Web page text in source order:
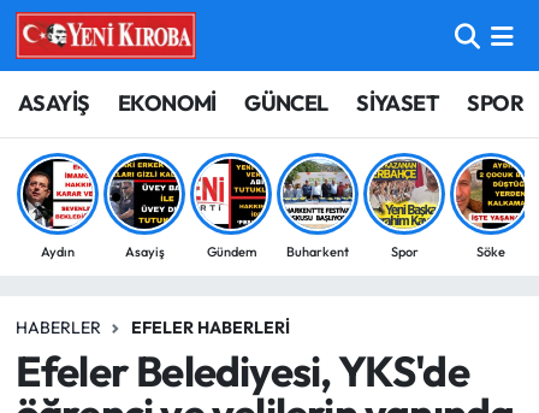
ASAYİŞ EKONOMİ GÜNCEL SİYASET SPOR
Aydın Asayiş Gündem Buharkent Spor Söke
HABERLER EFELER HABERLERI
Efeler Belediyesi, YKS'de
ASAYİŞ
BİLİM-TEKNOLOJİ
ÇEVRE
EĞİTİM
EKONOMİ
Aydın Nöbetçi Eczaneler
Aydın Hava Durumu
Aydin Namaz Vakitleri
Süper Lig Puan Durumu ve Fikstür
Tüm Manşetler